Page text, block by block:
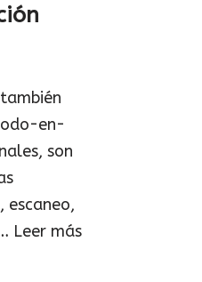
en-
son
escaneo,
Leer más